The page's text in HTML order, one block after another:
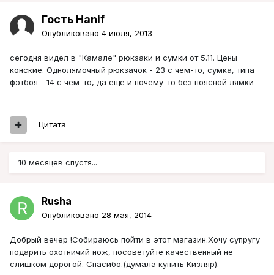
Гость Hanif
Опубликовано 4 июля, 2013
сегодня видел в "Камале" рюкзаки и сумки от 5.11. Цены
конские. Однолямочный рюкзачок - 23 с чем-то, сумка, типа
фэтбоя - 14 с чем-то, да еще и почему-то без поясной лямки
Цитата
10 месяцев спустя...
Rusha
Опубликовано 28 мая, 2014
Добрый вечер !Собираюсь пойти в этот магазин.Хочу супругу
подарить охотничий нож, посоветуйте качественный не
слишком дорогой. Спасибо.(думала купить Кизляр).